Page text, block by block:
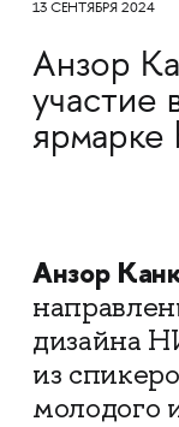
13 СЕНТЯБРЯ 2024
Анзор
участие
ярмарке
Анзор
дизайна
из
молодого